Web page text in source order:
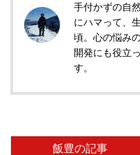
手付かずの自
にハマって、
頃。心の悩み
開発にも役立
す。
飯豊の記事